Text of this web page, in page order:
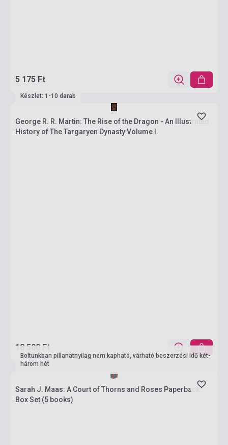
5 175 Ft
Készlet: 1-10 darab
George R. R. Martin: The Rise of the Dragon - An Illustrated
History of The Targaryen Dynasty Volume I.
18 500 Ft
Boltunkban pillanatnyilag nem kapható, várható beszerzési idő két-
három hét
Sarah J. Maas: A Court of Thorns and Roses Paperback
Box Set (5 books)